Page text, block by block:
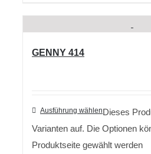
GENNY 414
Ausführung wählenDieses
Varianten auf. Die Optionen
Produktseite gewählt werden